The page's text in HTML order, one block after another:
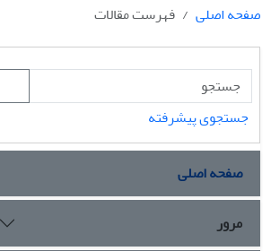
صفحه اصلی
فهرست مقالات
جستجوی پیشرفته
صفحه اصلی
مرور